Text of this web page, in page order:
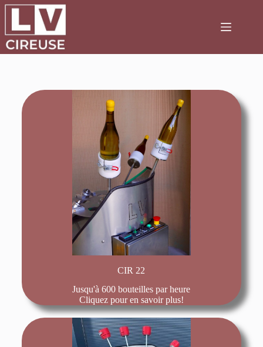
CIR 22
Jusqu'à 600 bouteilles par heure
Cliquez pour en savoir plus!